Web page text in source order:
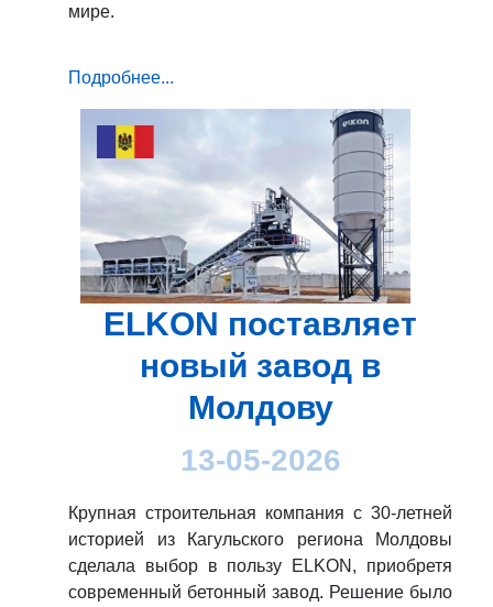
мире.
Подробнее...
ELKON поставляет
новый завод в
Молдову
13-05-2026
Крупная строительная компания с 30-летней
историей из Кагульского региона Молдовы
сделала выбор в пользу ELKON, приобретя
современный бетонный завод. Решение было